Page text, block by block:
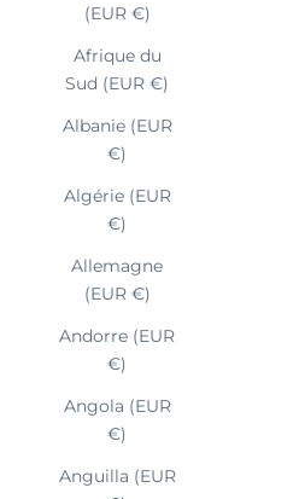
(EUR €)
Afrique du
Sud (EUR €)
Albanie (EUR
€)
Algérie (EUR
€)
Allemagne
(EUR €)
Andorre (EUR
€)
Angola (EUR
€)
Anguilla (EUR